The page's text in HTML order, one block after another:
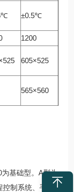
±0.5℃
1200
605×525
565×560
基础型。A型为
制系统、手机